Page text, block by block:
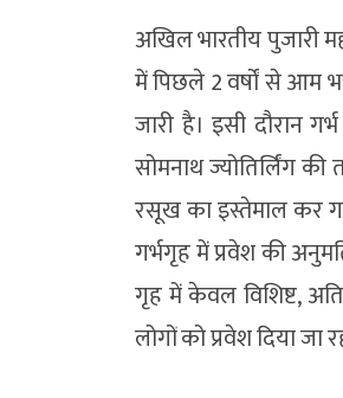
अखिल भारतीय पुजारी
में पिछले 2 वर्षों से आम
जारी है। इसी दौरान
सोमनाथ ज्योतिर्लिंग
रसूख का इस्तेमाल कर
गर्भगृह में प्रवेश की
गृह में केवल विशिष्ट,
लोगों को प्रवेश दिया जा